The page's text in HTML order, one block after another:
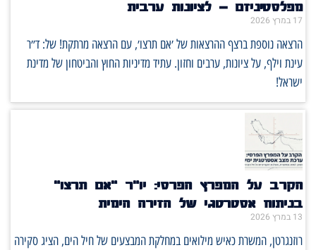
מפלסטיניזם – לציונות ערבית
17 במרץ 2026
הרצאה נוספת ברצף ההרצאות של ׳אם תרצו׳, עם הרצאה מרתקת! של: ד״ר
עינת וילף, על ציונות, ערבים וחזון. עתיד מדיניות החוץ והביטחון של מדינת
ישראל!
הקרב על המפרץ הפרסי: יו"ר "אם תרצו"
בניתוח אסטרטגי של הזירה הימית
13 במרץ 2026
רוזנגרטן, המשרת כאיש מילואים במחלקת המבצעים של חיל הים, הציג סקירה